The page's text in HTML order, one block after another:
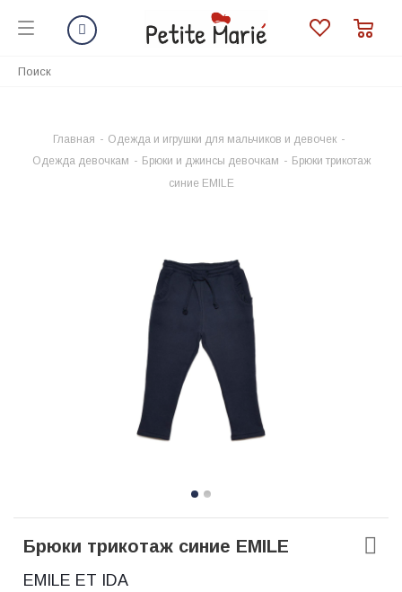
Главная - Одежда и игрушки для мальчиков и девочек -
Одежда девочкам - Брюки и джинсы девочкам - Брюки трикотаж
синие EMILE
Брюки трикотаж синие EMILE
EMILE ET IDA